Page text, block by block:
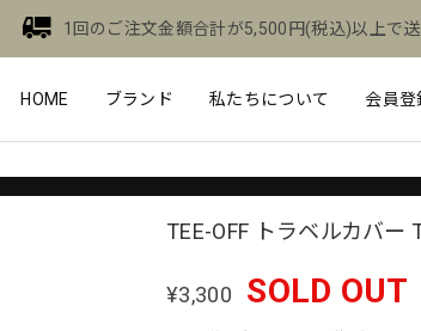
1回のご注文金額合計が5,500円(税込)以上で
HOME ブランド 私たちについて 会員登
TEE-OFF トラベルカバー
¥3,300 SOLD OUT